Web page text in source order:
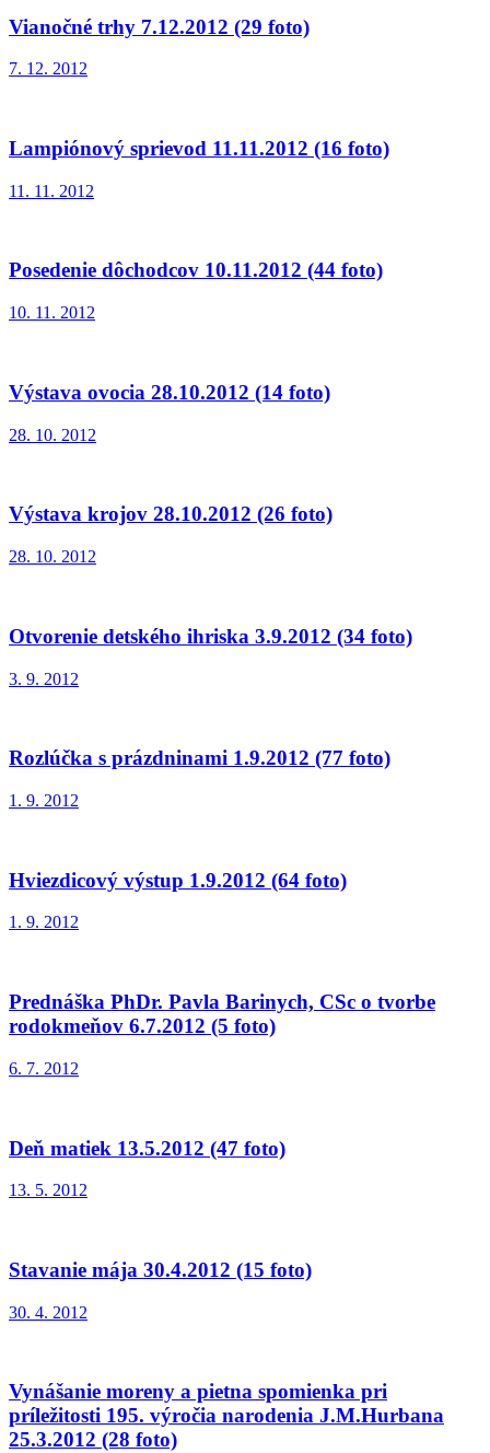
Vianočné trhy 7.12.2012 (29 foto)
7. 12. 2012
Lampiónový sprievod 11.11.2012 (16 foto)
11. 11. 2012
Posedenie dôchodcov 10.11.2012 (44 foto)
10. 11. 2012
Výstava ovocia 28.10.2012 (14 foto)
28. 10. 2012
Výstava krojov 28.10.2012 (26 foto)
28. 10. 2012
Otvorenie detského ihriska 3.9.2012 (34 foto)
3. 9. 2012
Rozlúčka s prázdninami 1.9.2012 (77 foto)
1. 9. 2012
Hviezdicový výstup 1.9.2012 (64 foto)
1. 9. 2012
Prednáška PhDr. Pavla Barinych, CSc o tvorbe
rodokmeňov 6.7.2012 (5 foto)
6. 7. 2012
Deň matiek 13.5.2012 (47 foto)
13. 5. 2012
Stavanie mája 30.4.2012 (15 foto)
30. 4. 2012
Vynášanie moreny a pietna spomienka pri
príležitosti 195. výročia narodenia J.M.Hurbana
25.3.2012 (28 foto)